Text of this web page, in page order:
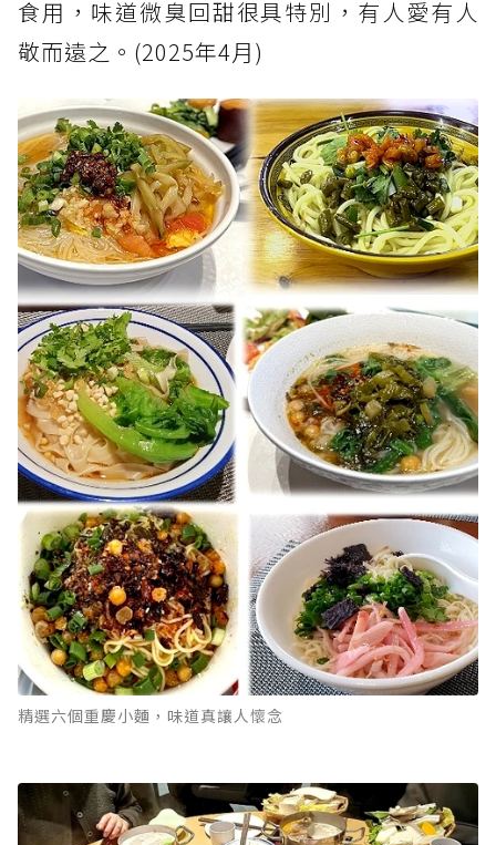
食用，味道微臭回甜很具特別，有人愛有人
敬而遠之。(2025年4月)
精選六個重慶小麵，味道真讓人懷念